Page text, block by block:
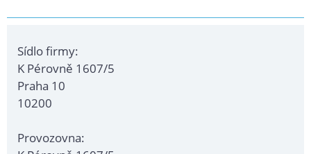
Sídlo firmy:
K Pérovně 1607/5
Praha 10
10200
Provozovna: